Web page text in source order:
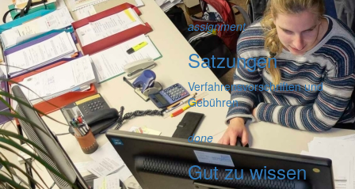
assignment
Satzungen
Verfahrensvorschriften und
Gebühren
done
Gut zu wissen